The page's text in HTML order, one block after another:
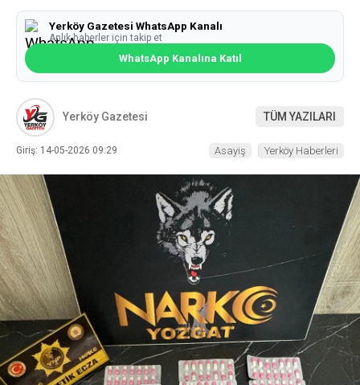
Yerköy Gazetesi WhatsApp Kanalı
Anlık haberler için takip et
WhatsApp Kanalına Katıl
Yerköy Gazetesi TÜM YAZILARI
Giriş: 14-05-2026 09:29 Asayiş Yerköy Haberleri